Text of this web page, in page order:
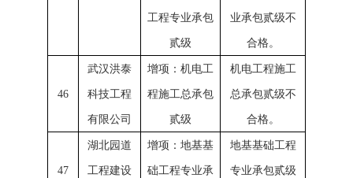
工程专业承包
贰级
业承包贰级不
合格。
46
武汉洪泰
科技工程
有限公司
增项：机电工
程施工总承包
贰级
机电工程施工
总承包贰级不
合格。
47
湖北园道
工程建设
增项：地基基
础工程专业承
地基基础工程
专业承包贰级